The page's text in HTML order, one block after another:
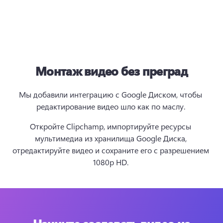
Монтаж видео без преград
Мы добавили интеграцию с Google Диском, чтобы
редактирование видео шло как по маслу.
Откройте Clipchamp, импортируйте ресурсы
мультимедиа из хранилища Google Диска,
отредактируйте видео и сохраните его с разрешением
1080p HD.